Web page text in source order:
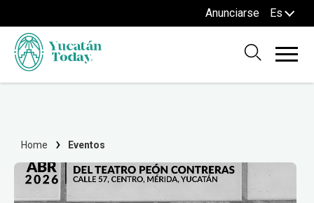
Anunciarse Es
Home Eventos